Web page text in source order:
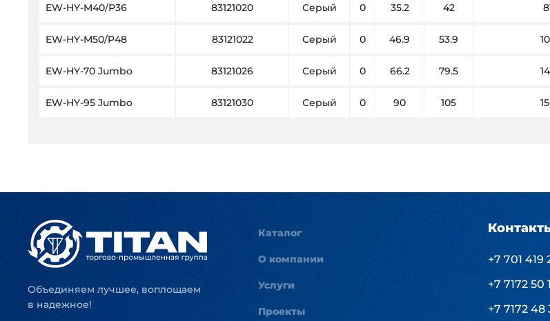
EW-HY-M40/P36 83121020 Серый 0 35.2 42
EW-HY-M50/P48 83121022 Серый 0 46.9 53.9
EW-HY-70 Jumbo 83121026 Серый 0 66.2 79.5
EW-HY-95 Jumbo 83121030 Серый 0 90 105
Объединяем лучшее, воплощаем
в надежное!
Каталог
О компании
Услуги
Проекты
+7 701 419
+7 7172 50
+7 7172 48